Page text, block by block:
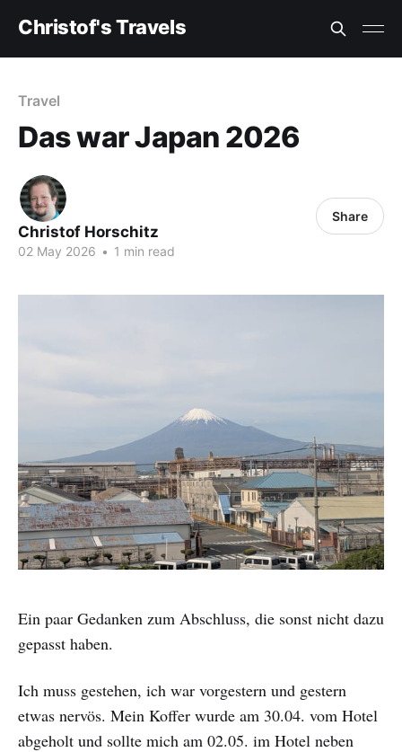
Christof's Travels
Travel
Das war Japan 2026
Christof Horschitz
02 May 2026 • 1 min read
Share
Ein paar Gedanken zum Abschluss, die sonst nicht dazu
gepasst haben.
Ich muss gestehen, ich war vorgestern und gestern
etwas nervös. Mein Koffer wurde am 30.04. vom Hotel
abgeholt und sollte mich am 02.05. im Hotel neben